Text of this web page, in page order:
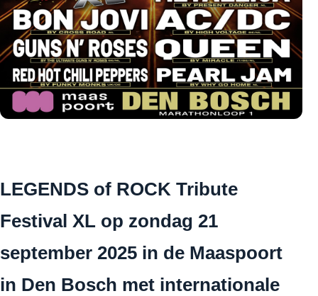
LEGENDS of ROCK Tribute
Festival XL op zondag 21
september 2025 in de Maaspoort
in Den Bosch met internationale